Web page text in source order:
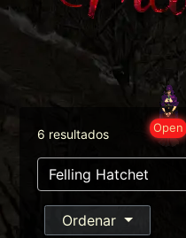
Open
6 resultados
Ordenar